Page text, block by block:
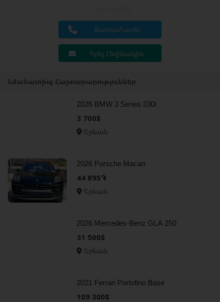
Զանգահարել
Գրել Հեղինակին
Նմանատիպ Հայտարարություններ
2026 BMW 3 Series 330i
3 700$
Երևան
2026 Porsche Macan
44 895֏
Երևան
2026 Mercedes-Benz GLA 250
31 500$
Երևան
2021 Ferrari Portofino Base
109 300$